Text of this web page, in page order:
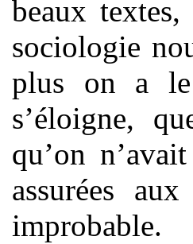
beaux textes,
sociologie
plus on a le
s’éloigne,
qu’on
assurées
improbable.